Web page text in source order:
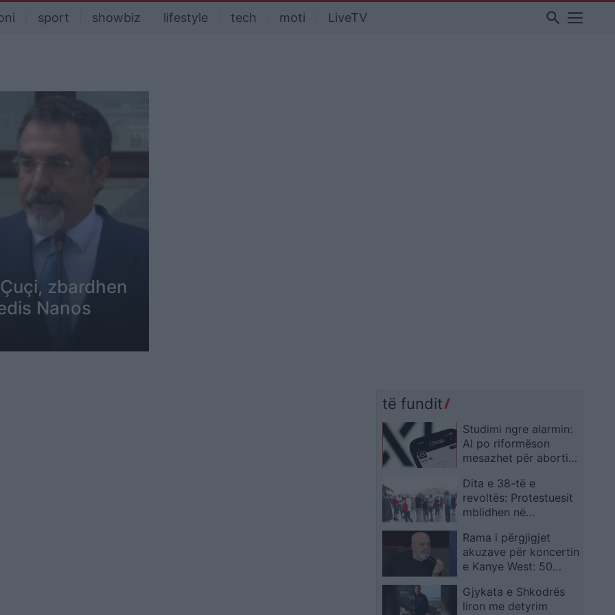
sport showbiz lifestyle tech moti LiveTV search
zbardhen
Nanos
të fundit
Studimi ngre alarmin:
AI po riformëson
mesazhet për abortin,
tjera të ndjeshme
Dita e 38-të e
revoltës: Protestuesit
mblidhen në
kërkohet largimi i
Ramës
Rama i përgjigjet
akuzave për koncertin
e Kanye West: 50
trillim me bisht akrepi,
i krijuar për të
Gjykata e Shkodrës
liron me detyrim